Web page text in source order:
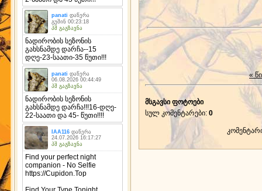
«
მსგავსი ფოტოები
სულ კომენტარები: 0